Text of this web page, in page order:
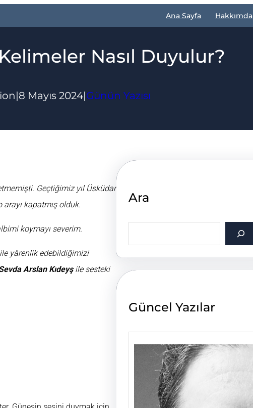
Ana Sayfa Hakkımda
Nasıl Duyulur?
|8 Mayıs 2024|Günün Yazısı
Geçtiğimiz yıl Üsküdar
arayı kapatmış olduk.
koymayı severim.
yârenlik edebildiğimizi
Arslan Kıdeyşile sesteki
Ara
a
h
Güncel Yazılar